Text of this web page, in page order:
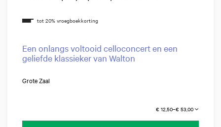
Een onlangs voltooid celloconcert en een
geliefde klassieker van Walton
Grote Zaal
€ 12,50–€ 53,00